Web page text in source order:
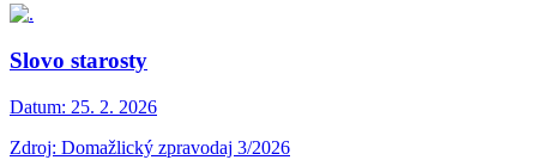
Slovo starosty
Datum: 25. 2. 2026
Zdroj: Domažlický zpravodaj 3/2026